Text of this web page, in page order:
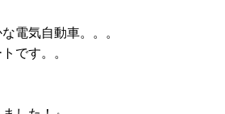
電気自動車。。。
です。。